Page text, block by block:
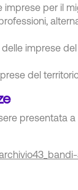
per il
imprese
del
presentata a